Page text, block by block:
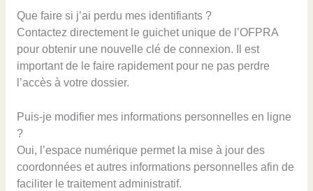
Que faire si j’ai perdu mes identifiants ?
Contactez directement le guichet unique de l’OFPRA
pour obtenir une nouvelle clé de connexion. Il est
important de le faire rapidement pour ne pas perdre
l’accès à votre dossier.
Puis-je modifier mes informations personnelles en ligne
?
Oui, l’espace numérique permet la mise à jour des
coordonnées et autres informations personnelles afin de
faciliter le traitement administratif.